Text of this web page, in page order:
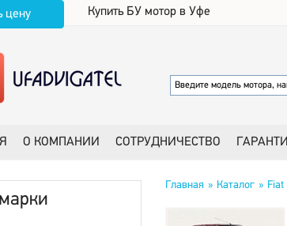
цену Купить БУ мотор в Уфе
О КОМПАНИИ СОТРУДНИЧЕСТВО
Главная Каталог Fiat